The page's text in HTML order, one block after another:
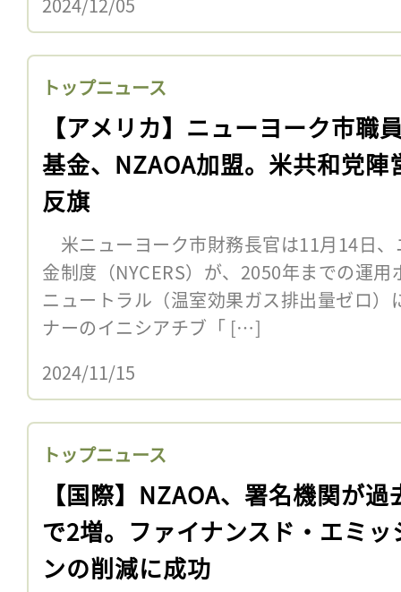
トップニュース
【アメリカ】ニューヨーク市職
基金、NZAOA加盟。米共和党陣
反旗
米ニューヨーク市財務長官は11月14日
金制度（NYCERS）が、2050年までの運
ニュートラル（温室効果ガス排出量ゼロ
ナーのイニシアチブ「 […]
2024/11/15
トップニュース
【国際】NZAOA、署名機関が過
で2増。ファイナンスド・エミッ
ンの削減に成功